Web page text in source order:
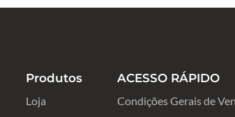
Produtos
Loja
ACESSO RÁPIDO
Condições Gerais de